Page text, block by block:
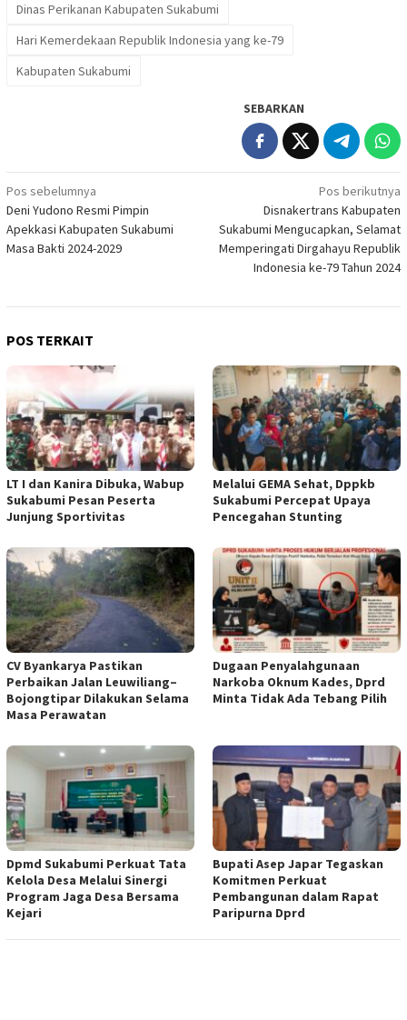
Dinas Perikanan Kabupaten Sukabumi
Hari Kemerdekaan Republik Indonesia yang ke-79
Kabupaten Sukabumi
SEBARKAN
Navigasi
pos
Pos sebelumnya
Deni Yudono Resmi Pimpin
Apekkasi Kabupaten Sukabumi
Masa Bakti 2024-2029
Pos berikutnya
Disnakertrans Kabupaten
Sukabumi Mengucapkan, Selamat
Memperingati Dirgahayu Republik
Indonesia ke-79 Tahun 2024
POS TERKAIT
LT I dan Kanira Dibuka, Wabup
Sukabumi Pesan Peserta
Junjung Sportivitas
Melalui GEMA Sehat, Dppkb
Sukabumi Percepat Upaya
Pencegahan Stunting
CV Byankarya Pastikan
Perbaikan Jalan Leuwiliang–
Bojongtipar Dilakukan Selama
Masa Perawatan
Dugaan Penyalahgunaan
Narkoba Oknum Kades, Dprd
Minta Tidak Ada Tebang Pilih
Dpmd Sukabumi Perkuat Tata
Kelola Desa Melalui Sinergi
Program Jaga Desa Bersama
Kejari
Bupati Asep Japar Tegaskan
Komitmen Perkuat
Pembangunan dalam Rapat
Paripurna Dprd